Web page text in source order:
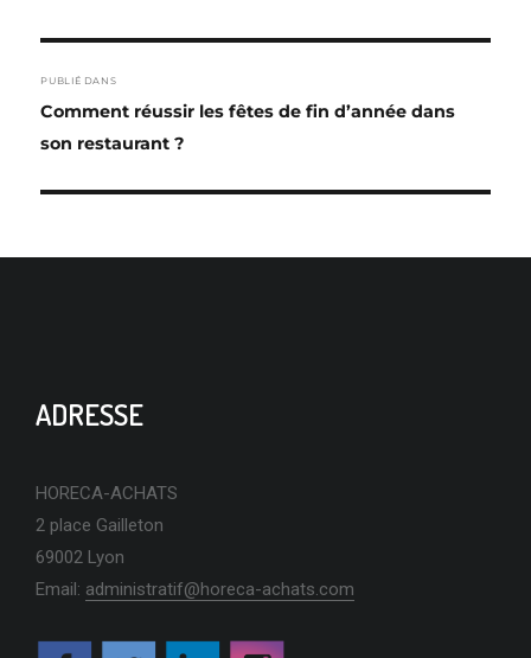
DE
L’ARTICLE
PUBLIÉ DANS
Comment réussir les fêtes de fin d’année dans
son restaurant ?
ADRESSE
HORECA-ACHATS
2 place Gailleton
69002 Lyon
Email: administratif@horeca-achats.com